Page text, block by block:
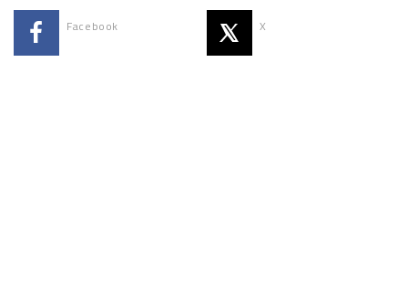
Facebook X